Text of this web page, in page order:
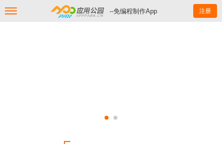
--免编程制作App 注册